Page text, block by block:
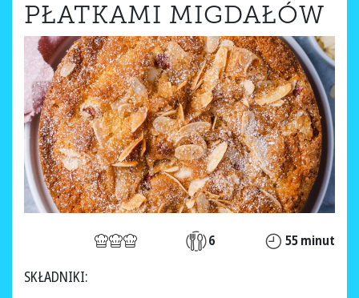
PŁATKAMI MIGDAŁÓW
6 55 minut
SKŁADNIKI: